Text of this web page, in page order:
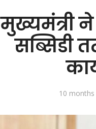
मुख्यमंत्री
सब्सिडी
10 months